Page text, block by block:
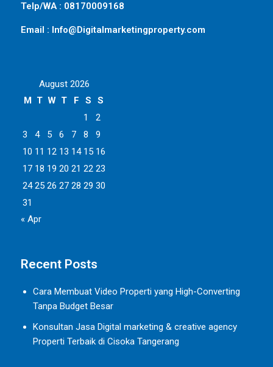
Telp/WA : 08170009168
Email : Info@Digitalmarketingproperty.com
August 2026
M T W T F S
S
1
2
3
4 5 6 7 8
9
10 11 12 13 14 15 16
17 18 19 20 21 22 23
24 25 26 27 28 29 30
31
« Apr
Recent Posts
Cara Membuat Video Properti yang High-Converting
Tanpa Budget Besar
Konsultan Jasa Digital marketing & creative agency
Properti Terbaik di Cisoka Tangerang